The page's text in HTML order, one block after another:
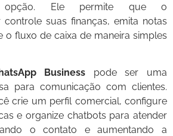
opção. Ele permite que o
controle suas finanças, emita notas
o fluxo de caixa de maneira simples
Business pode ser uma
para comunicação com clientes.
crie um perfil comercial, configure
e organize chatbots para atender
o contato e aumentando a